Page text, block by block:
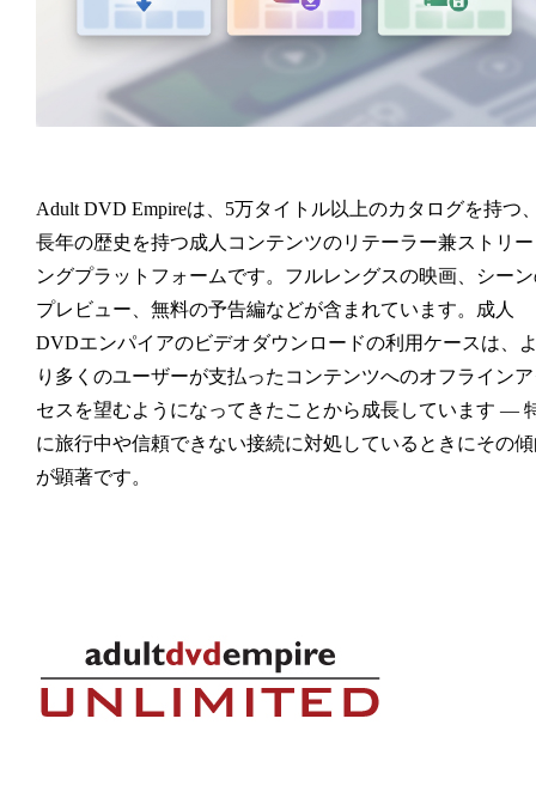
Adult DVD Empireは、5万タイトル以上のカタログを持つ
長年の歴史を持つ成人コンテンツのリテーラー兼ストリ
ングプラットフォームです。フルレングスの映画、シー
プレビュー、無料の予告編などが含まれています。成人
DVDエンパイアのビデオダウンロードの利用ケースは、
り多くのユーザーが支払ったコンテンツへのオフライン
セスを望むようになってきたことから成長しています —
に旅行中や信頼できない接続に対処しているときにその
が顕著です。